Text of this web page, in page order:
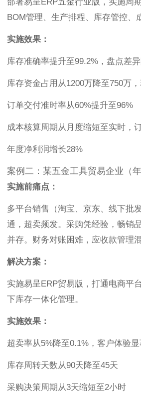
BOM管理、生产排程、库存管控、
实施效果：
库存准确率提升至99.2%，盘点差
库存资金占用从1200万降至750万
订单交付准时率从60%提升至96%
成本核算周期从月度缩短至实时，
年度净利润增长28%
案例二：某五金工具贸易企业（年
实施前痛点：
多平台销售（淘宝、京东、线下批
通，超卖频发。采购凭经验，畅销
并存。财务对账困难，应收款管理混
解决方案：
实施易呈ERP贸易版，打通电商平
下库存一体化管理。
实施效果：
超卖率从5%降至0.1%，客户体验
库存周转天数从90天降至45天
采购决策周期从3天缩短至2小时